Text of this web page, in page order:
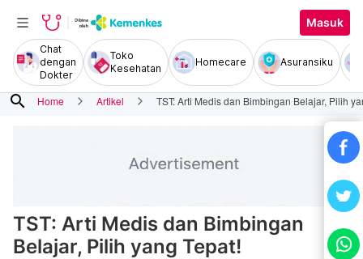
Masuk
Chat
dengan
Dokter
Toko
Kesehatan
Homecare Asuransiku
search Home Artikel TST: Arti Medis dan Bimbingan Belajar, Pilih
TST: Arti Medis dan Bimbingan
Belajar, Pilih yang Tepat!